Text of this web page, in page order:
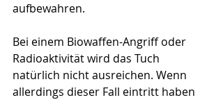
aufbewahren.
Bei einem Biowaffen-Angriff oder
Radioaktivität wird das Tuch
natürlich nicht ausreichen. Wenn
allerdings dieser Fall eintritt haben